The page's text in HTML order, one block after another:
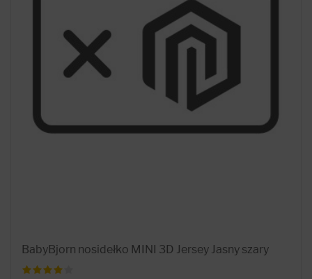
BabyBjorn nosidełko MINI 3D Jersey Jasny szary